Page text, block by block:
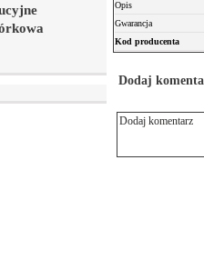
Opis
Gwarancja
Kod producenta
Dodaj